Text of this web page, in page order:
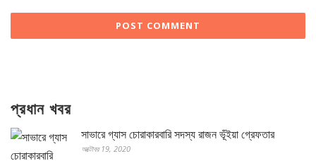
প্রধান খবর
সাভারে গ্যাস চোরাকারবারি সদস্য রাজন ভূঁইয়া গ্রেফতার
অক্টোবর 19, 2020